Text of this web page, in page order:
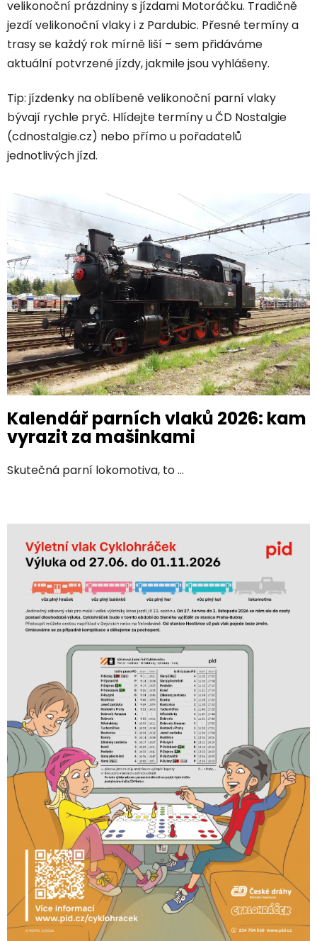
velikonoční prázdniny s jízdami Motoráčku. Tradičně
jezdí velikonoční vlaky i z Pardubic. Přesné termíny a
trasy se každý rok mírně liší – sem přidáváme
aktuální potvrzené jízdy, jakmile jsou vyhlášeny.
Tip: jízdenky na oblíbené velikonoční parní vlaky
bývají rychle pryč. Hlídejte termíny u ČD Nostalgie
(cdnostalgie.cz) nebo přímo u pořadatelů
jednotlivých jízd.
V
ý
p
i
s
č
l
á
n
k
ů
Kalendář parních vlaků 2026: kam
vyrazit za mašinkami
Skutečná parní lokomotiva, to ...